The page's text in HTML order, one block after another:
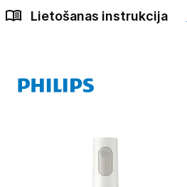
Lietošanas instrukcija